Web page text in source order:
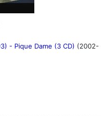
- Pique Dame (3 CD) (2002-